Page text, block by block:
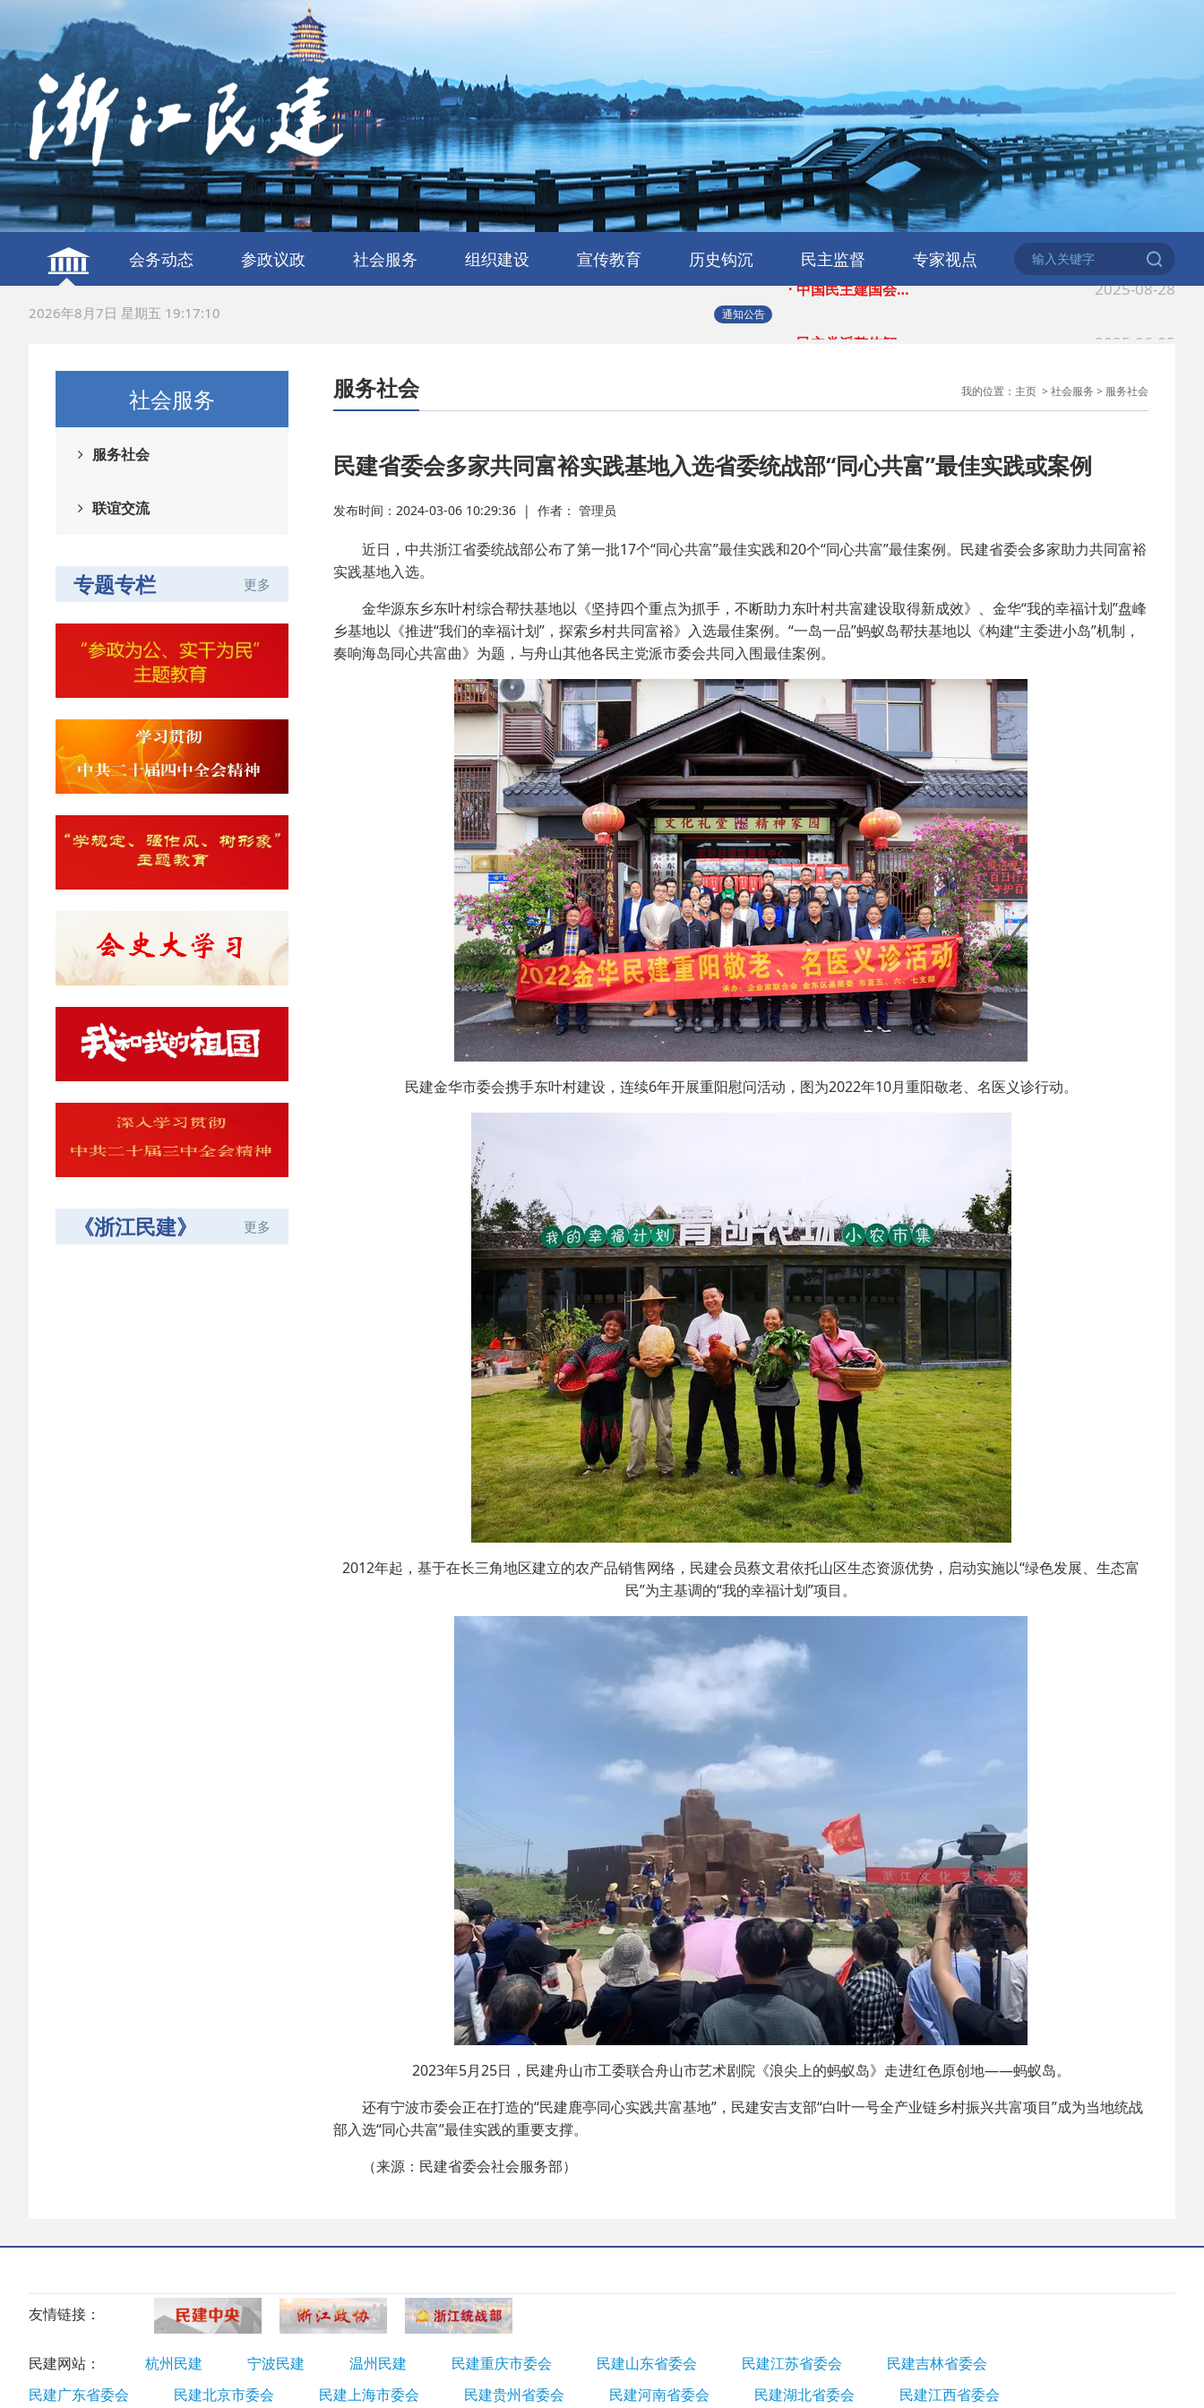
会务动态 参政议政 社会服务 组织建设 宣传教育 历史钩沉
浙江民建简史
人物传略
史海撷珠
浙江民建大事记
历史图库
民主监督 专家视点
2026年8月7日 星期五 19:17:11 通知公告
· 民建北仑六支部… 2026-06-18
· 中国民主建国会… 2026-02-25
· 中国民主建国会… 2025-08-28
· 中国民主建国会…
· 中国民主建国会… 2026-02-25
· 中国民主建国会…
· 民主党派整体智…
· 民建省委会民主…
· 中国民主建国会…
· 中国民主建国会…
· 中国民主建国会…
社会服务
服务社会
联谊交流
专题专栏 更多
《浙江民建》 更多
服务社会 我的位置： 主页 > 社会服务 > 服务社会
民建省委会多家共同富裕实践基地入选省委统战部“同心共富”最佳实践或案例
发布时间：2024-03-06 10:29:36 | 作者： 管理员
近日，中共浙江省委统战部公布了第一批17个“同心共富”最佳实践和20个“同心共富”最佳案例。民建省委会多家助力共同富裕
实践基地入选。
金华源东乡东叶村综合帮扶基地以《坚持四个重点为抓手，不断助力东叶村共富建设取得新成效》、金华“我的幸福计划”盘峰
乡基地以《推进“我们的幸福计划”，探索乡村共同富裕》入选最佳案例。“一岛一品”蚂蚁岛帮扶基地以《构建“主委进小岛”机制，
奏响海岛同心共富曲》为题，与舟山其他各民主党派市委会共同入围最佳案例。
民建金华市委会携手东叶村建设，连续6年开展重阳慰问活动，图为2022年10月重阳敬老、名医义诊行动。
2012年起，基于在长三角地区建立的农产品销售网络，民建会员蔡文君依托山区生态资源优势，启动实施以“绿色发展、生态富
民”为主基调的“我的幸福计划”项目。
2023年5月25日，民建舟山市工委联合舟山市艺术剧院《浪尖上的蚂蚁岛》走进红色原创地——蚂蚁岛。
还有宁波市委会正在打造的“民建鹿亭同心实践共富基地”，民建安吉支部“白叶一号全产业链乡村振兴共富项目”成为当地统战
部入选“同心共富”最佳实践的重要支撑。
（来源：民建省委会社会服务部）
友情链接：
民建网站： 杭州民建 宁波民建 温州民建 民建重庆市委会 民建山东省委会 民建江苏省委会
民建吉林省委会
民建广东省委会
民建北京市委会 民建上海市委会 民建贵州省委会 民建河南省委会 民建湖北省委会 民建江西省委会